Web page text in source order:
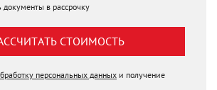
в рассрочку
СТОИМОСТЬ
персональных данных и получение